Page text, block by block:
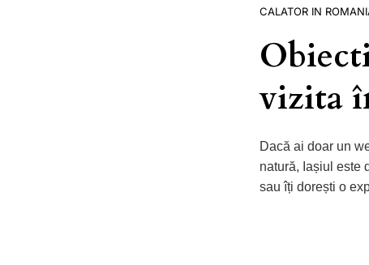
CALATOR IN
vizita
Dacă ai doar un
natură, Iașiul este
sau îți dorești o